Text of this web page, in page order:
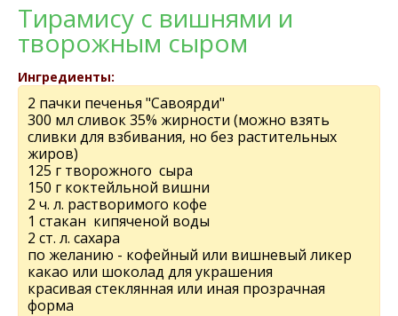
Тирамису с вишнями и
творожным сыром
Ингредиенты:
2 пачки печенья "Савоярди"
300 мл сливок 35% жирности (можно взять
сливки для взбивания, но без растительных
жиров)
125 г творожного сыра
150 г коктейльной вишни
2 ч. л. растворимого кофе
1 стакан кипяченой воды
2 ст. л. сахара
по желанию - кофейный или вишневый ликер
какао или шоколад для украшения
красивая стеклянная или иная прозрачная
форма